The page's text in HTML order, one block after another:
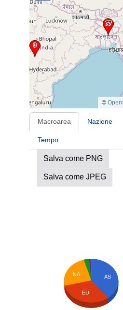
©
Macroarea Nazione
Tempo
Salva come PNG
Salva come JPEG
AS
NA
EU